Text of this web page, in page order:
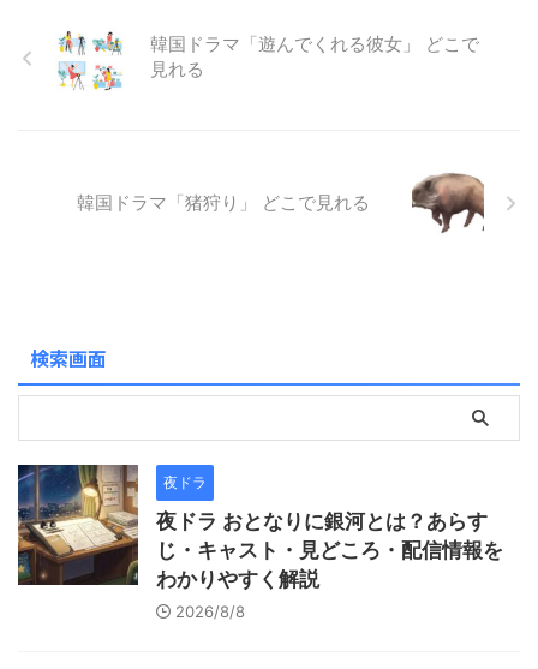
を乗り越えるために協力し、
謎に満ちた事件 ...
し、その封印の影響で画工の
まとめて視聴できるのが嬉し
いポイントです。今回は「君
と僕の世界」「ビューティ
ます。 ハン・ヒョジュさんの
作品がどこで見れるのか視聴
ださい。 ...
韓国ドラマ「遊んでくれる彼女」 どこで
見れる
韓国ドラマ「猪狩り」 どこで見れる
検索画面
夜ドラ
夜ドラ おとなりに銀河とは？あらす
じ・キャスト・見どころ・配信情報を
わかりやすく解説
2026/8/8